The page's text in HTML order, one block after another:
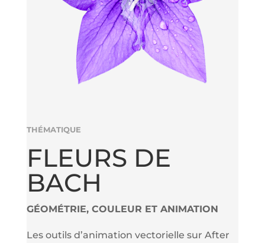
THÉMATIQUE
FLEURS DE
BACH
GÉOMÉTRIE, COULEUR ET ANIMATION
Les outils d’animation vectorielle sur After